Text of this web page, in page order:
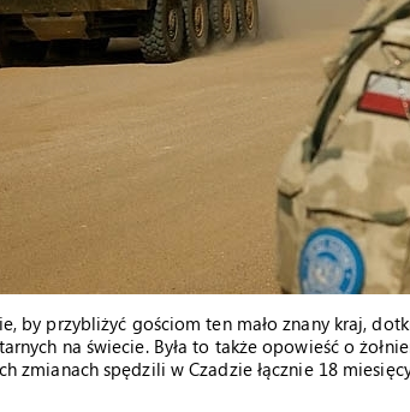
by przybliżyć gościom ten mało znany kraj,
na świecie. Była to także opowieść o
zmianach spędzili w Czadzie łącznie 18